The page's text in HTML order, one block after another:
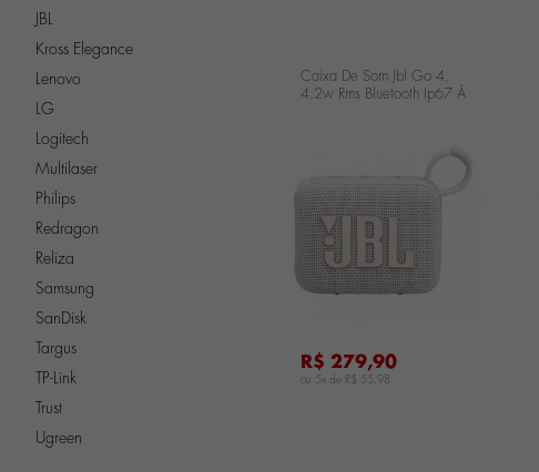
JBL
Kross Elegance
Lenovo
LG
Logitech
Multilaser
Philips
Redragon
Reliza
Samsung
SanDisk
Targus
TP-Link
Trust
Ugreen
Caixa De Som Jbl Go 4,
4.2w Rms Bluetooth Ip67 Á
R$ 279,90
ou 5x de R$ 55,98